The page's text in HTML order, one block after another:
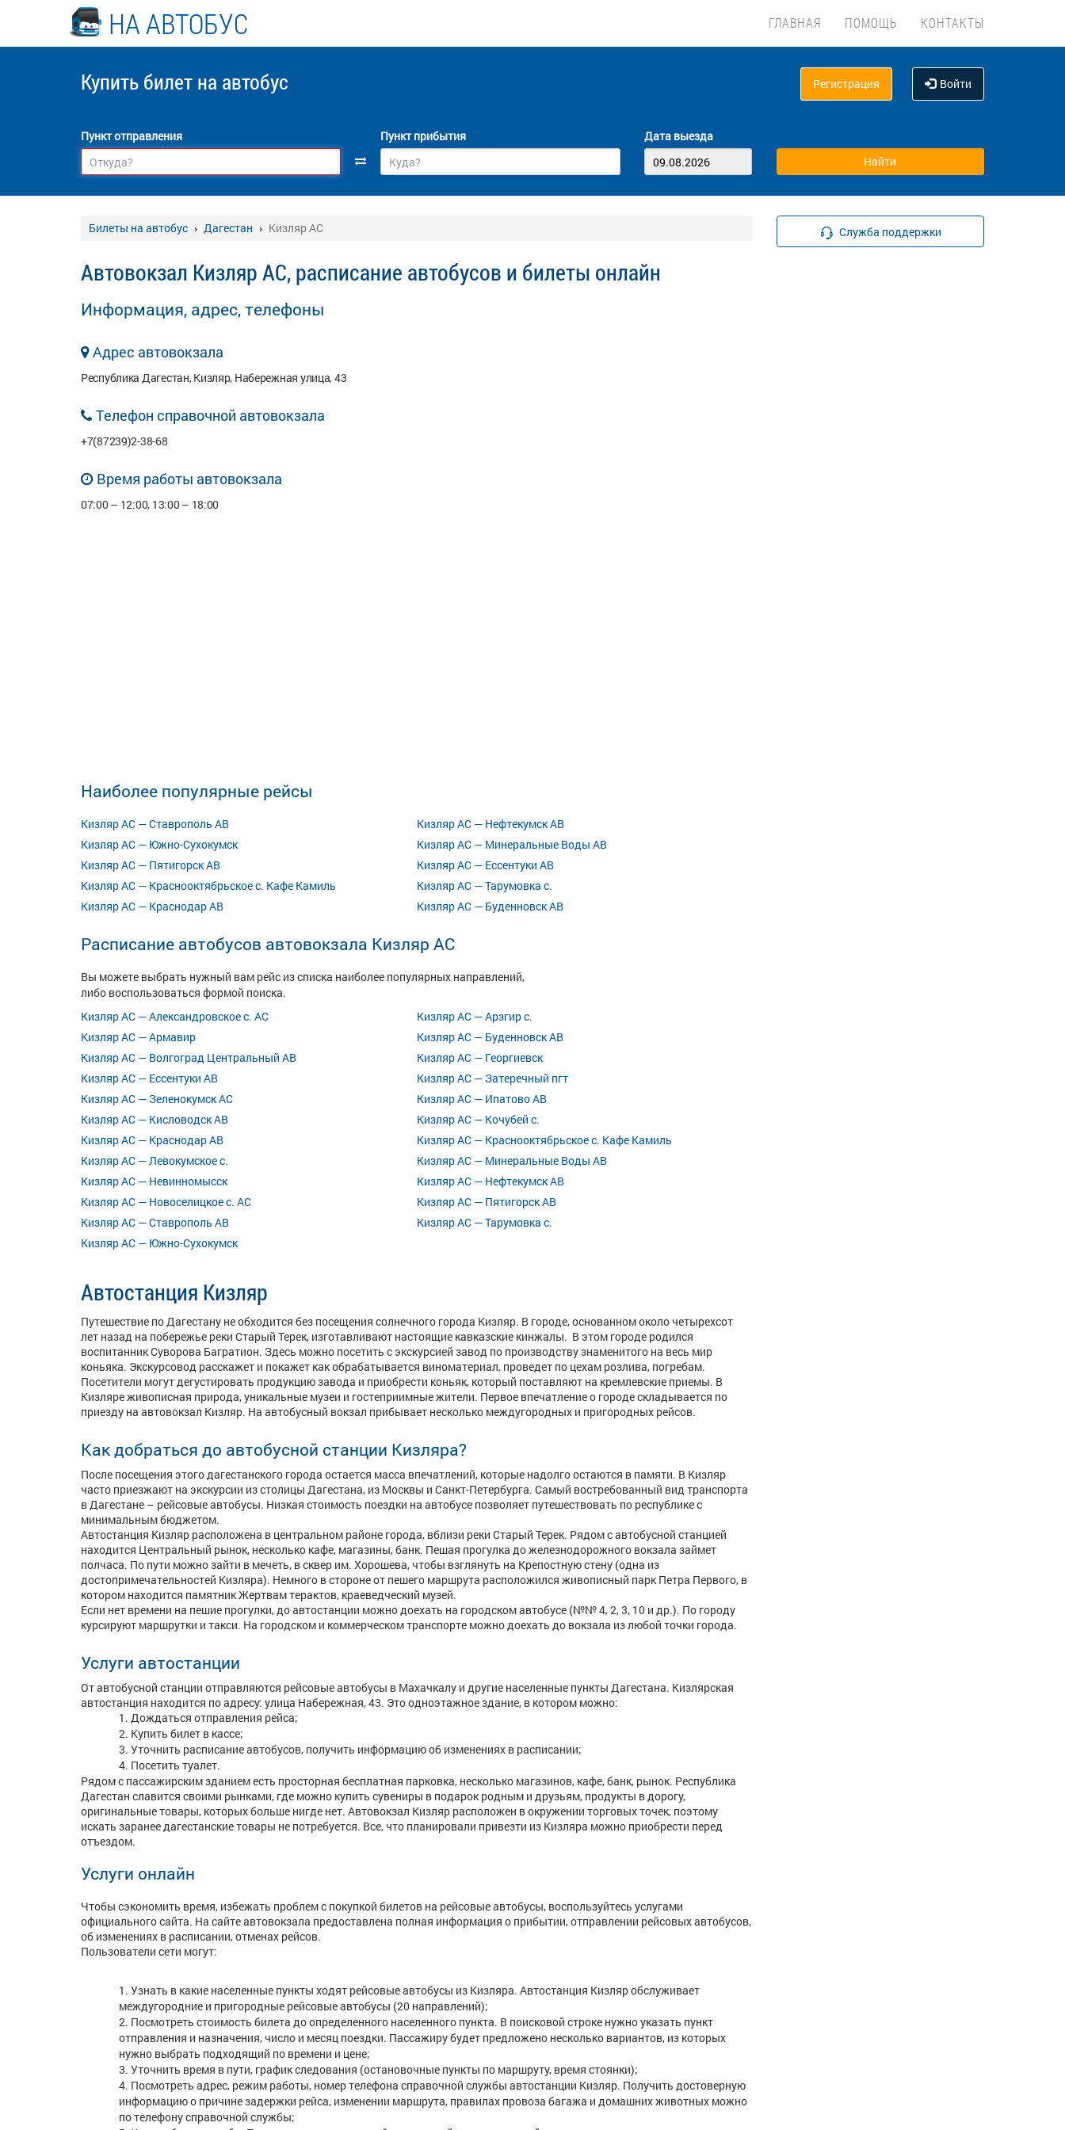
НА АВТОБУС ГЛАВНАЯ ПОМОЩЬ КОНТАКТЫ
Купить билет на автобус Регистрация Войти
Пункт отправления Пункт прибытия Дата выезда
Билеты на автобус Дагестан Кизляр АС
Автовокзал Кизляр АС, расписание автобусов и билеты онлайн
Информация, адрес, телефоны
Адрес автовокзала
Республика Дагестан, Кизляр, Набережная улица, 43
Телефон справочной автовокзала
+7(87239)2-38-68
Время работы автовокзала
07:00 – 12:00, 13:00 – 18:00
Наиболее популярные рейсы
Кизляр АС — Ставрополь АВ
Кизляр АС — Нефтекумск АВ
Кизляр АС — Южно-Сухокумск
Кизляр АС — Минеральные Воды АВ
Кизляр АС — Пятигорск АВ
Кизляр АС — Ессентуки АВ
Кизляр АС — Краснооктябрьское с. Кафе Камиль
Кизляр АС — Тарумовка с.
Кизляр АС — Краснодар АВ
Кизляр АС — Буденновск АВ
Расписание автобусов автовокзала Кизляр АС
Вы можете выбрать нужный вам рейс из списка наиболее популярных направлений,
либо воспользоваться формой поиска.
Кизляр АС — Александровское с. АС
Кизляр АС — Арзгир с.
Кизляр АС — Армавир
Кизляр АС — Буденновск АВ
Кизляр АС — Волгоград Центральный АВ
Кизляр АС — Георгиевск
Кизляр АС — Ессентуки АВ
Кизляр АС — Затеречный пгт
Кизляр АС — Зеленокумск АС
Кизляр АС — Ипатово АВ
Кизляр АС — Кисловодск АВ
Кизляр АС — Кочубей с.
Кизляр АС — Краснодар АВ
Кизляр АС — Краснооктябрьское с. Кафе Камиль
Кизляр АС — Левокумское с.
Кизляр АС — Минеральные Воды АВ
Кизляр АС — Невинномысск
Кизляр АС — Нефтекумск АВ
Кизляр АС — Новоселицкое с. АС
Кизляр АС — Пятигорск АВ
Кизляр АС — Ставрополь АВ
Кизляр АС — Тарумовка с.
Кизляр АС — Южно-Сухокумск
Автостанция Кизляр
Путешествие по Дагестану не обходится без посещения солнечного города Кизляр. В городе, основанном около четырехсот
лет назад на побережье реки Старый Терек, изготавливают настоящие кавказские кинжалы. В этом городе родился
воспитанник Суворова Багратион. Здесь можно посетить с экскурсией завод по производству знаменитого на весь мир
коньяка. Экскурсовод расскажет и покажет как обрабатывается виноматериал, проведет по цехам розлива, погребам.
Посетители могут дегустировать продукцию завода и приобрести коньяк, который поставляют на кремлевские приемы. В
Кизляре живописная природа, уникальные музеи и гостеприимные жители. Первое впечатление о городе складывается по
приезду на автовокзал Кизляр. На автобусный вокзал прибывает несколько междугородных и пригородных рейсов.
Как добраться до автобусной станции Кизляра?
После посещения этого дагестанского города остается масса впечатлений, которые надолго остаются в памяти. В Кизляр
часто приезжают на экскурсии из столицы Дагестана, из Москвы и Санкт-Петербурга. Самый востребованный вид транспорта
в Дагестане – рейсовые автобусы. Низкая стоимость поездки на автобусе позволяет путешествовать по республике с
минимальным бюджетом.
Автостанция Кизляр расположена в центральном районе города, вблизи реки Старый Терек. Рядом с автобусной станцией
находится Центральный рынок, несколько кафе, магазины, банк. Пешая прогулка до железнодорожного вокзала займет
полчаса. По пути можно зайти в мечеть, в сквер им. Хорошева, чтобы взглянуть на Крепостную стену (одна из
достопримечательностей Кизляра). Немного в стороне от пешего маршрута расположился живописный парк Петра Первого, в
котором находится памятник Жертвам терактов, краеведческий музей.
Если нет времени на пешие прогулки, до автостанции можно доехать на городском автобусе (№№ 4, 2, 3, 10 и др.). По городу
курсируют маршрутки и такси. На городском и коммерческом транспорте можно доехать до вокзала из любой точки города.
Услуги автостанции
От автобусной станции отправляются рейсовые автобусы в Махачкалу и другие населенные пункты Дагестана. Кизлярская
автостанция находится по адресу: улица Набережная, 43. Это одноэтажное здание, в котором можно:
Дождаться отправления рейса;
Купить билет в кассе;
Уточнить расписание автобусов, получить информацию об изменениях в расписании;
Посетить туалет.
Рядом с пассажирским зданием есть просторная бесплатная парковка, несколько магазинов, кафе, банк, рынок. Республика
Дагестан славится своими рынками, где можно купить сувениры в подарок родным и друзьям, продукты в дорогу,
оригинальные товары, которых больше нигде нет. Автовокзал Кизляр расположен в окружении торговых точек, поэтому
искать заранее дагестанские товары не потребуется. Все, что планировали привезти из Кизляра можно приобрести перед
отъездом.
Услуги онлайн
Чтобы сэкономить время, избежать проблем с покупкой билетов на рейсовые автобусы, воспользуйтесь услугами
официального сайта. На сайте автовокзала предоставлена полная информация о прибытии, отправлении рейсовых автобусов,
об изменениях в расписании, отменах рейсов.
Пользователи сети могут:
Узнать в какие населенные пункты ходят рейсовые автобусы из Кизляра. Автостанция Кизляр обслуживает
междугородние и пригородные рейсовые автобусы (20 направлений);
Посмотреть стоимость билета до определенного населенного пункта. В поисковой строке нужно указать пункт
отправления и назначения, число и месяц поездки. Пассажиру будет предложено несколько вариантов, из которых
нужно выбрать подходящий по времени и цене;
Уточнить время в пути, график следования (остановочные пункты по маршруту, время стоянки);
Посмотреть адрес, режим работы, номер телефона справочной службы автостанции Кизляр. Получить достоверную
информацию о причине задержки рейса, изменении маршрута, правилах провоза багажа и домашних животных можно
по телефону справочной службы;
Служба поддержки